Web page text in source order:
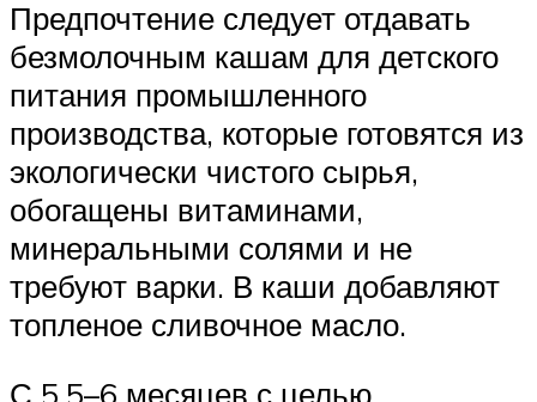
Предпочтение следует отдавать
безмолочным кашам для детского
питания промышленного
производства, которые готовятся из
экологически чистого сырья,
обогащены витаминами,
минеральными солями и не
требуют варки. В каши добавляют
топленое сливочное масло.
С 5,5–6 месяцев с целью